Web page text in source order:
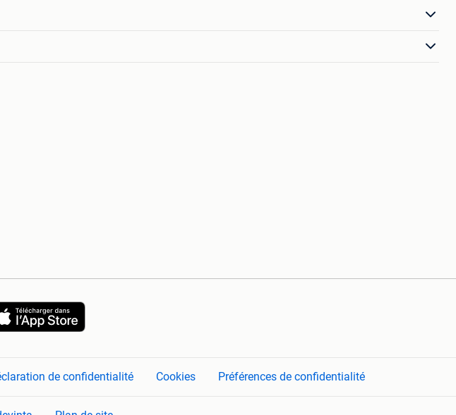
de confidentialité Cookies Préférences de confidentialité